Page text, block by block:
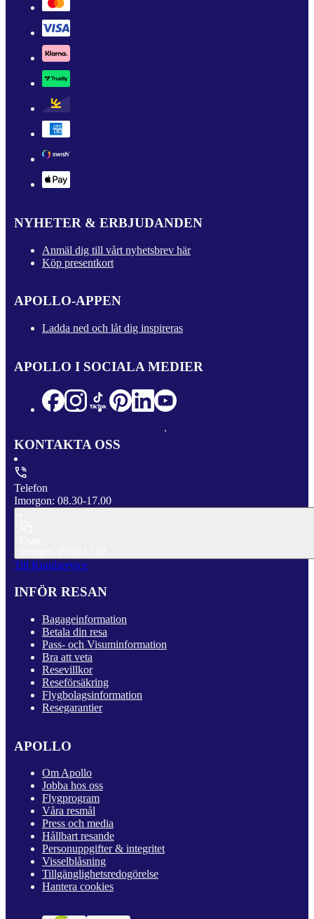
NYHETER & ERBJUDANDEN
Anmäl dig till vårt nyhetsbrev här
Köp presentkort
APOLLO-APPEN
Ladda ned och låt dig inspireras
APOLLO I SOCIALA MEDIER
KONTAKTA OSS
Telefon
Imorgon: 08.30-17.00
Till Kundservice
INFÖR RESAN
Bagageinformation
Betala din resa
Pass- och Visuminformation
Bra att veta
Resevillkor
Reseförsäkring
Flygbolagsinformation
Resegarantier
APOLLO
Om Apollo
Jobba hos oss
Flygprogram
Våra resmål
Press och media
Hållbart resande
Personuppgifter & integritet
Visselblåsning
Tillgänglighetsredogörelse
Hantera cookies